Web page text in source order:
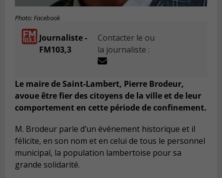
Photo: Facebook
Journaliste -
FM103,3
Contacter le ou
la journaliste :
Le maire de Saint-Lambert, Pierre Brodeur,
avoue être fier des citoyens de la ville et de leur
comportement en cette période de confinement.
M. Brodeur parle d’un événement historique et il
félicite, en son nom et en celui de tous le personnel
municipal, la population lambertoise pour sa
grande solidarité.